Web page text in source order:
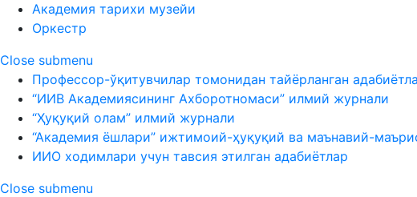
Академия тарихи музейи
Оркестр
Close submenu
Профессор-ўқитувчилар томонидан тайёрланган
“ИИВ Академиясининг Ахборотномаси” илмий журнали
“Ҳуқуқий олам” илмий журнали
“Академия ёшлари” ижтимоий-ҳуқуқий ва маънавий-
ИИО ходимлари учун тавсия этилган адабиётлар
Close submenu